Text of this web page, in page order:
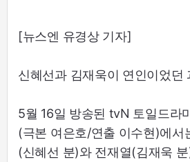
[뉴스엔 유경상 기자]
신혜선과 김재욱이 연인이었던
5월 16일 방송된 tvN 토일드라
(극본 여은호/연출 이수현)에서
(신혜선 분)와 전재열(김재욱